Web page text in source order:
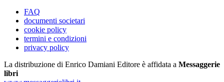
FAQ
documenti societari
cookie policy
termini e condizioni
privacy policy
La distribuzione di Enrico Damiani Editore è affidata a Messaggerie
libri